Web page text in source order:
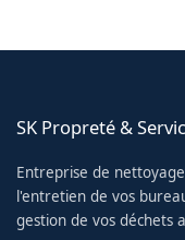
SK Propreté &
Entreprise de
l'entretien de vos
gestion de vos déchets